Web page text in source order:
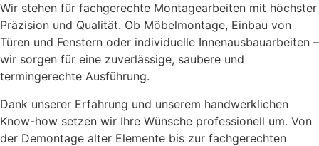
Wir stehen für fachgerechte Montagearbeiten mit höchster
Präzision und Qualität. Ob Möbelmontage, Einbau von
Türen und Fenstern oder individuelle Innenausbauarbeiten –
wir sorgen für eine zuverlässige, saubere und
termingerechte Ausführung.
Dank unserer Erfahrung und unserem handwerklichen
Know-how setzen wir Ihre Wünsche professionell um. Von
der Demontage alter Elemente bis zur fachgerechten